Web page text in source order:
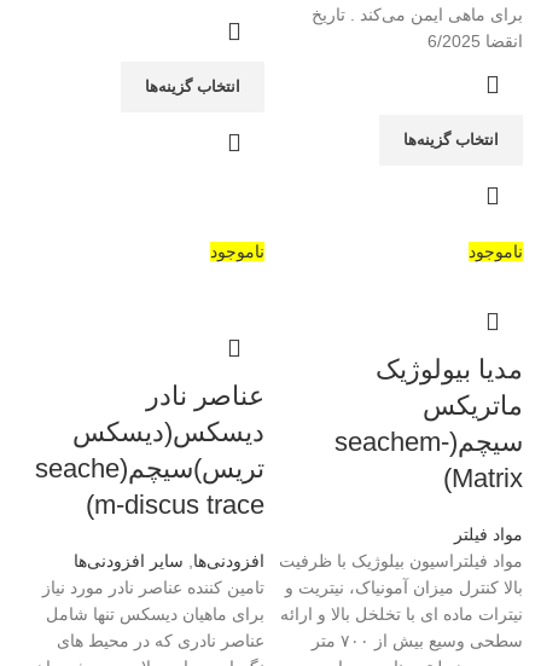
برای ماهی ایمن می‌کند . تاریخ
انقضا 6/2025
انتخاب گزینه‌ها
انتخاب گزینه‌ها
ناموجود
مدیا بیولوژیک
ماتریکس
سیچم(seachem-
Matrix)
مواد فیلتر
مواد فیلتراسیون بیلوژیک با ظرفیت
بالا کنترل میزان آمونیاک، نیتریت و
نیترات ماده ای با تخلخل بالا و ارائه
سطحی وسیع بیش از ۷۰۰ متر
ناموجود
عناصر نادر
دیسکس(دیسکس
تریس)سیچم(seache
m-discus trace)
افزودنی‌ها, سایر افزودنی‌ها
تامین کننده عناصر نادر مورد نیاز
برای ماهیان دیسکس تنها شامل
عناصر نادری که در محیط های